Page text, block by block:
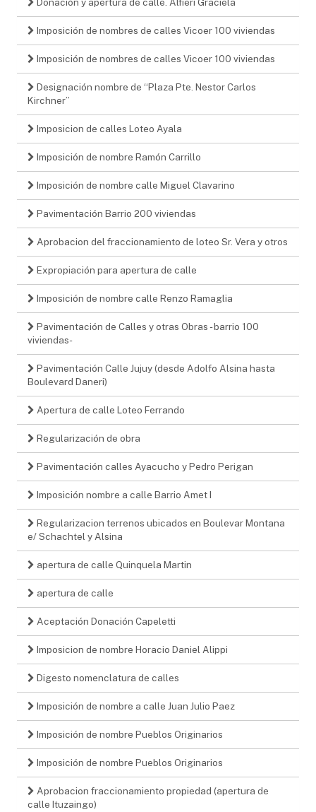
Imposición de nombres de calles Vicoer 100 viviendas
Imposición de nombres de calles Vicoer 100 viviendas
Designación nombre de “Plaza Pte. Nestor Carlos
Kirchner”
Imposicion de calles Loteo Ayala
Imposición de nombre Ramón Carrillo
Imposición de nombre calle Miguel Clavarino
Pavimentación Barrio 200 viviendas
Aprobacion del fraccionamiento de loteo Sr. Vera y otros
Expropiación para apertura de calle
Imposición de nombre calle Renzo Ramaglia
Pavimentación de Calles y otras Obras - barrio 100
viviendas-
Pavimentación Calle Jujuy (desde Adolfo Alsina hasta
Boulevard Daneri)
Apertura de calle Loteo Ferrando
Regularización de obra
Pavimentación calles Ayacucho y Pedro Perigan
Imposición nombre a calle Barrio Amet I
Regularizacion terrenos ubicados en Boulevar Montana
e/ Schachtel y Alsina
apertura de calle Quinquela Martin
apertura de calle
Aceptación Donación Capeletti
Imposicion de nombre Horacio Daniel Alippi
Digesto nomenclatura de calles
Imposición de nombre a calle Juan Julio Paez
Imposición de nombre Pueblos Originarios
Imposición de nombre Pueblos Originarios
Aprobacion fraccionamiento propiedad (apertura de
calle Ituzaingo)